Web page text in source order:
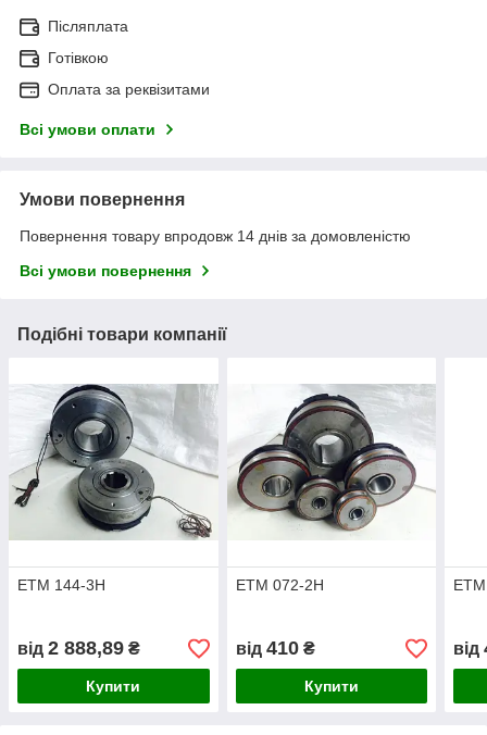
Післяплата
Готівкою
Оплата за реквізитами
Всі умови оплати
Умови повернення
Повернення товару впродовж 14 днів за домовленістю
Всі умови повернення
Подібні товари компанії
ЕТМ 144-3Н
від 2 888,89 ₴
Купити
ЕТМ 072-2Н
від 410₴
Купити
ЕТМ
від